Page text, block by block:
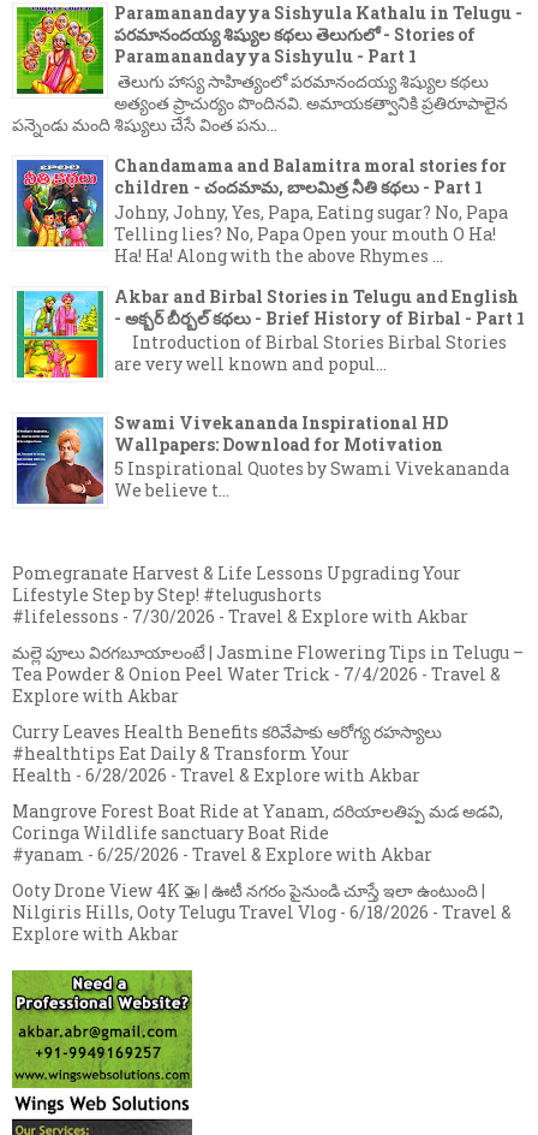
Paramanandayya Sishyula Kathalu in Telugu -
పరమానందయ్య శిష్యుల కథలు తెలుగులో - Stories of
Paramanandayya Sishyulu - Part 1
తెలుగు హాస్య సాహిత్యంలో పరమానందయ్య శిష్యుల కథలు
అత్యంత ప్రాచుర్యం పొందినవి. అమాయకత్వానికి ప్రతిరూపాలైన
పన్నెండు మంది శిష్యులు చేసే వింత పను...
Chandamama and Balamitra moral stories for
children - చందమామ, బాలమిత్ర నీతి కథలు - Part 1
Johny, Johny, Yes, Papa, Eating sugar? No, Papa
Telling lies? No, Papa Open your mouth O Ha!
Ha! Ha! Along with the above Rhymes ...
Akbar and Birbal Stories in Telugu and English
- అక్బర్ బీర్బల్ కథలు - Brief History of Birbal - Part 1
Introduction of Birbal Stories Birbal Stories
are very well known and popul...
Swami Vivekananda Inspirational HD
Wallpapers: Download for Motivation
5 Inspirational Quotes by Swami Vivekananda
We believe t...
Pomegranate Harvest & Life Lessons Upgrading Your
Lifestyle Step by Step! #telugushorts
#lifelessons - 7/30/2026 - Travel & Explore with Akbar
మల్లె పూలు విరగబూయాలంటే | Jasmine Flowering Tips in Telugu –
Tea Powder & Onion Peel Water Trick - 7/4/2026 - Travel &
Explore with Akbar
Curry Leaves Health Benefits కరివేపాకు ఆరోగ్య రహస్యాలు
#healthtips Eat Daily & Transform Your
Health - 6/28/2026 - Travel & Explore with Akbar
Mangrove Forest Boat Ride at Yanam, దరియాలతిప్ప మడ అడవి,
Coringa Wildlife sanctuary Boat Ride
#yanam - 6/25/2026 - Travel & Explore with Akbar
Ooty Drone View 4K 🚁 | ఊటీ నగరం పైనుండి చూస్తే ఇలా ఉంటుంది |
Nilgiris Hills, Ooty Telugu Travel Vlog - 6/18/2026 - Travel &
Explore with Akbar